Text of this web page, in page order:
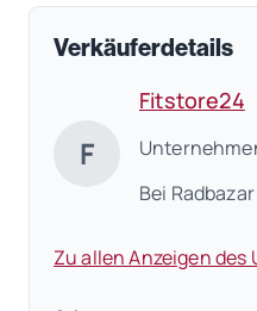
Verkäuferdetails
F
Fitstore24
Bei
Zu allen Anzeigen